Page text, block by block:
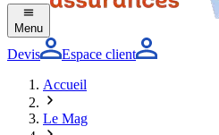
Menu
Devis
Espace client
Accueil
Le Mag